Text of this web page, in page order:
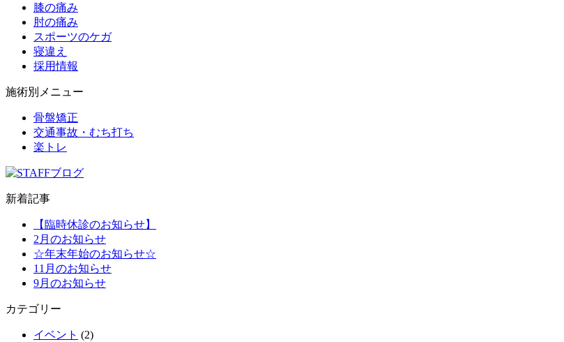
膝の痛み
肘の痛み
スポーツのケガ
寝違え
採用情報
施術別メニュー
骨盤矯正
交通事故・むち打ち
楽トレ
新着記事
【臨時休診のお知らせ】
2月のお知らせ
☆年末年始のお知らせ☆
11月のお知らせ
9月のお知らせ
カテゴリー
イベント (2)